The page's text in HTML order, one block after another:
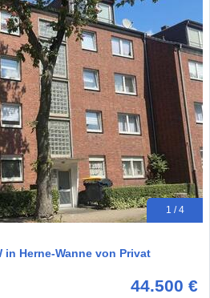
1 / 4
in Herne-Wanne von Privat
44.500 €